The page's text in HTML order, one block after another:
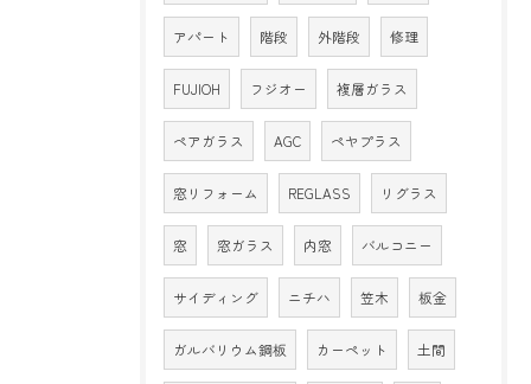
アパート 階段 外階段 修理
FUJIOH フジオー 複層ガラス
ペアガラス AGC ペヤプラス
窓リフォーム REGLASS リグラス
窓 窓ガラス 内窓 バルコニー
サイディング ニチハ 笠木 板金
ガルバリウム鋼板 カーペット 土間